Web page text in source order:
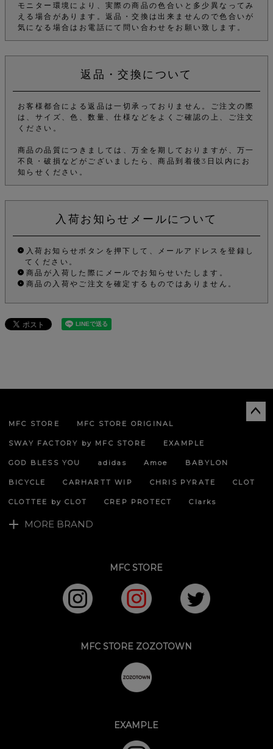
モニター環境により、実際の商品の色合いと多少異なってみ
える場合があります。返品・交換は出来ませんので色合いが
気になる場合はお電話にて問い合わせをお願い致します。
返品・交換について
お客様都合による返品は一切承っておりません。ご注文の際
は、サイズ、色、数量、仕様などをよくご確認の上、ご注文
ください。
商品の品質につきましては、万全を期しておりますが、万一
不良・破損などがございましたら、商品到着後3日以内にお
知らせください。
入荷お知らせメールについて
入荷お知らせボタンを押下して、メールアドレスを登録し
てください。
商品が入荷した際にメールでお知らせいたします。
商品の入荷やご注文を確定するものではありません。
MFC STORE MFC STORE ORIGINAL
SWAY FACTORY by MFC STORE EXAMPLE
GOD BLESS YOU adidas Amoe BABYLON
BICYCLE CARHARTT WIP CHRIS PYRATE CLOT
CLOTTEE by CLOT CREP PROTECT Clarks
MORE BRAND
MFC STORE
MFC STORE ZOZOTOWN
EXAMPLE